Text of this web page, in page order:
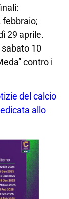
febbraio;
29 aprile.
10
contro i
del calcio
allo